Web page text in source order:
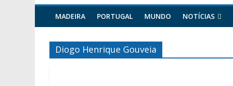
MADEIRA PORTUGAL MUNDO NOTÍCIAS
Diogo Henrique Gouveia